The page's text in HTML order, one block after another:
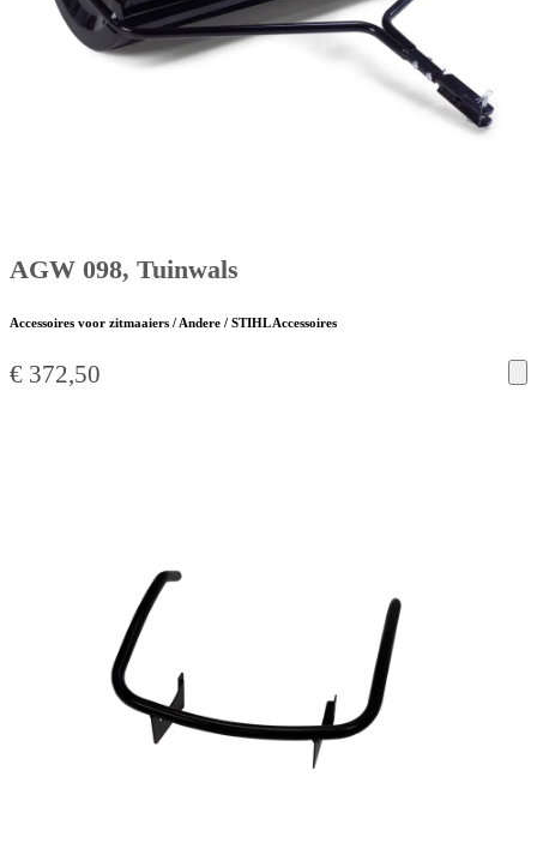
AGW 098, Tuinwals
Accessoires voor zitmaaiers / Andere / STIHL Accessoires
€ 372,50